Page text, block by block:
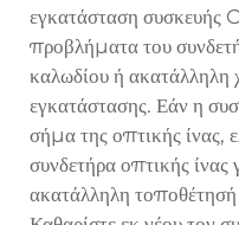
εγκατάσταση συσκευής
προβλήματα του
καλωδίου ή ακατάλληλη
εγκατάστασης. Εάν η
σήμα της οπτικής ίνας,
συνδετήρα οπτικής
ακατάλληλη